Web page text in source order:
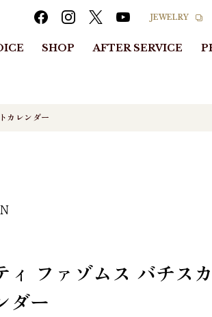
JEWELRY
SHOP AFTER SERVICE
カレンダー
ィ ファゾムス バチス
ダー